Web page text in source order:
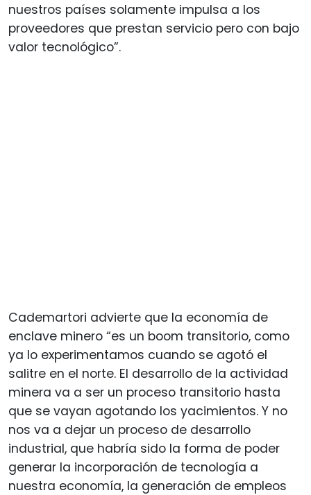
nuestros países solamente impulsa a los
proveedores que prestan servicio pero con bajo
valor tecnológico”.
Cademartori advierte que la economía de
enclave minero “es un boom transitorio, como
ya lo experimentamos cuando se agotó el
salitre en el norte. El desarrollo de la actividad
minera va a ser un proceso transitorio hasta
que se vayan agotando los yacimientos. Y no
nos va a dejar un proceso de desarrollo
industrial, que habría sido la forma de poder
generar la incorporación de tecnología a
nuestra economía, la generación de empleos